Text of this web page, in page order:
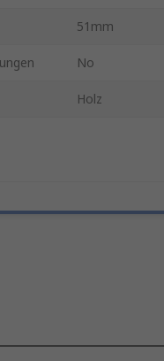
51mm
No
Holz